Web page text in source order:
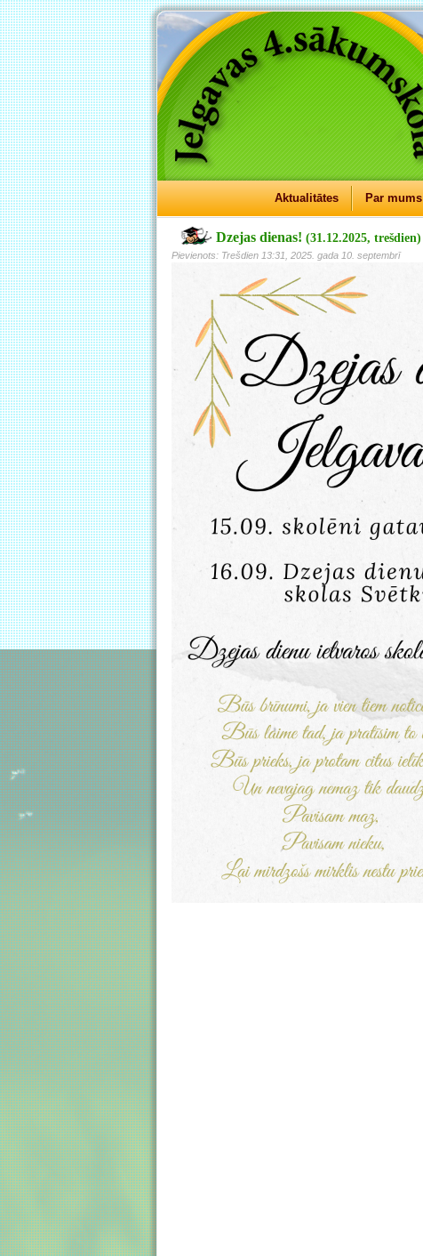
Aktualitātes Par mums
Dzejas dienas! (31.12.2025, trešdien)
Pievienots: Trešdien 13:31, 2025. gada 10. septembrī